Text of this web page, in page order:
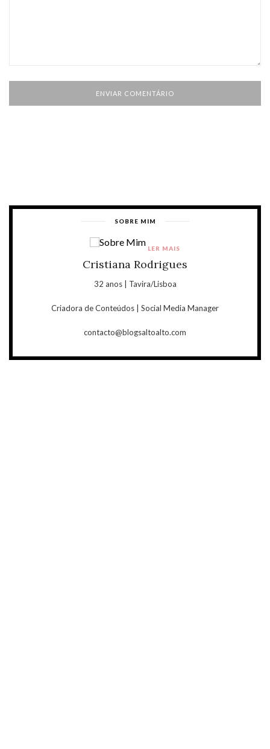
SOBRE MIM
Cristiana Rodrigues
32 anos | Tavira/Lisboa
Criadora de Conteúdos | Social Media Manager
contacto@blogsaltoalto.com
LER MAIS